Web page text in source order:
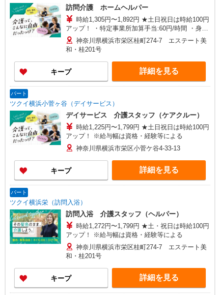
訪問介護 ホームヘルパー
時給1,305円〜1,892円 ★土日祝日は時給100円
アップ！ ・特定事業所加算手当:60円/時間 ・身体
介護手当:500円/時間 ・早朝夜間深夜手当:300円/
時間 （18:00〜翌07:59の時間帯） ・ICT手
当:2,000円/月 ・深夜割増は別途支給 ・ケア→ケ
アの移動時間も賃金（時給）を支給 ※給与幅は資
格・経験等による
神奈川県横浜市栄区桂町274-7 エステート美
和・桂201号
キープ 詳細を見る
パート
ツクイ横浜小菅ヶ谷（デイサービス）
デイサービス 介護スタッフ（ケアクルー）
時給1,225円〜1,799円 ★土日祝日は時給100円
アップ！ ※給与幅は資格・経験等による
神奈川県横浜市栄区小菅ケ谷4-33-13
キープ 詳細を見る
パート
ツクイ横浜栄（訪問入浴）
訪問入浴 介護スタッフ（ヘルパー）
時給1,272円〜1,799円 ★土・祝日は時給100円
アップ！ ※給与幅は資格・経験等による
神奈川県横浜市栄区桂町274-7 エステート美
和・桂201号
キープ 詳細を見る